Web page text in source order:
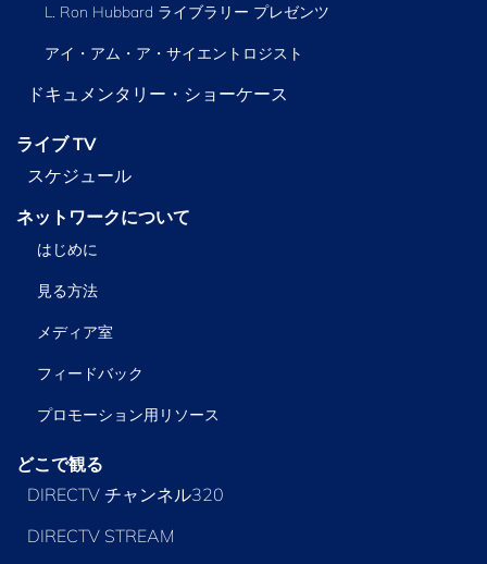
L. Ron Hubbard ライブラリー プレゼンツ
アイ・アム・ア・サイエントロジスト
ドキュメンタリー・ショーケース
ライブ TV
スケジュール
ネットワークについて
はじめに
見る方法
メディア室
フィードバック
プロモーション用リソース
どこで観る
DIRECTV チャンネル320
DIRECTV STREAM